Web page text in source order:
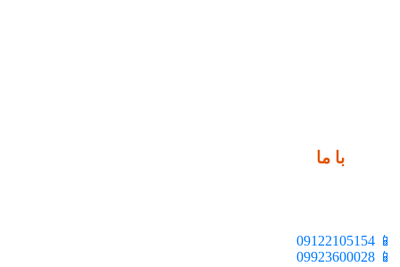
با ما
📱 09122105154
📱 09923600028